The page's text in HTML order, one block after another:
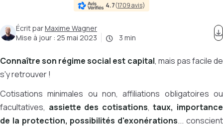
4.7(1709 avis)
Écrit parMaxime Wagner
Mise à jour : 25 mai 2023 3 min
Connaître son régime social est capital, mais pas facile de
s'y retrouver !
Cotisations minimales ou non, affiliations obligatoires ou
facultatives, assiette des cotisations,taux, importance
de la protection, possibilités d'exonérations... conscient